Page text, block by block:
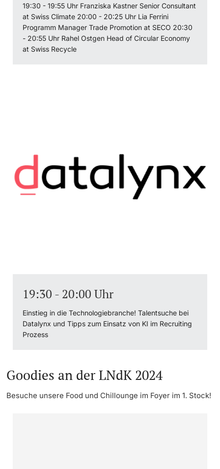
19:30 - 19:55 Uhr Franziska Kastner Senior Consultant
at Swiss Climate 20:00 - 20:25 Uhr Lia Ferrini
Programm Manager Trade Promotion at SECO 20:30
- 20:55 Uhr Rahel Ostgen Head of Circular Economy
at Swiss Recycle
19:30 - 20:00 Uhr
Einstieg in die Technologiebranche! Talentsuche bei
Datalynx und Tipps zum Einsatz von KI im Recruiting
Prozess
Goodies an der LNdK 2024
Besuche unsere Food und Chillounge im Foyer im 1. Stock!